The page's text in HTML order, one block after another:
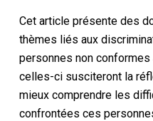
Cet article présente des
thèmes liés aux
personnes non
celles-ci susciteront la
mieux comprendre les
confrontées ces